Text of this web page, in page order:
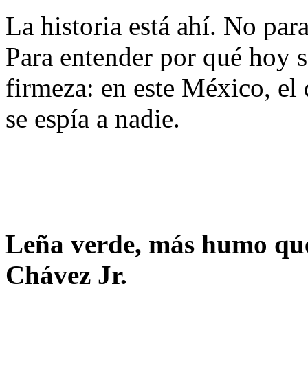
La historia está ahí. No
Para entender por qué hoy
firmeza: en este México,
se espía a nadie.
Leña verde, más humo
Chávez Jr.